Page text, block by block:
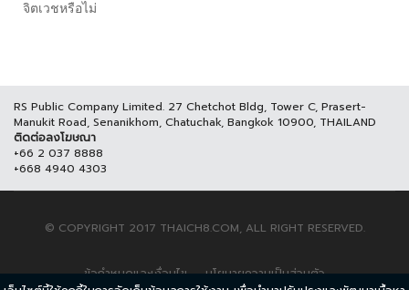
จิตเวชหรือไม่
RS Public Company Limited. 27 Chetchot Bldg, Tower C, Prasert-
Manukit Road, Senanikhom, Chatuchak, Bangkok 10900, THAILAND
ติดต่อลงโฆษณา
+66 2 037 8888
+668 4940 4303
© COPYRIGHT 2017 THAICH8.COM, ALL RIGHT RESERVED.
ข้อกำหนดและเงื่อนไข นโยบายความเป็นส่วนตัว